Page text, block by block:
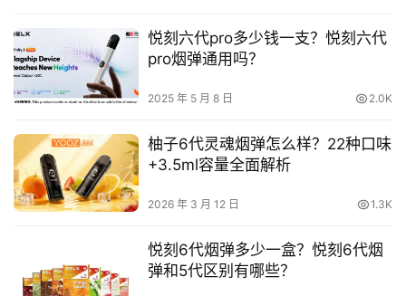
悦刻六代pro多少钱一支？悦刻六代
pro烟弹通用吗？
2025 年 5 月 8 日 2.0K
柚子6代灵魂烟弹怎么样？22种口味
+3.5ml容量全面解析
2026 年 3 月 12 日 1.3K
悦刻6代烟弹多少一盒？悦刻6代烟
弹和5代区别有哪些？